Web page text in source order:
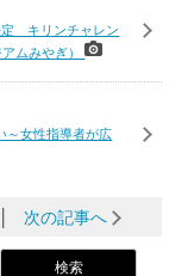
定 キリンチャレン
アムみやぎ）
～女性指導者が広
次の記事へ